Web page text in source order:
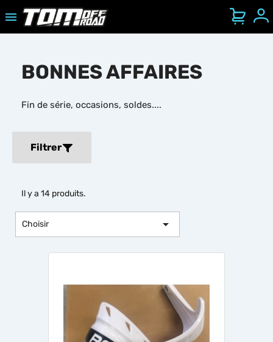

Ouvrir/Fermer le menu mobile
BONNES AFFAIRES
Fin de série, occasions, soldes....
Filtrer
Il y a 14 produits.
Choisir 